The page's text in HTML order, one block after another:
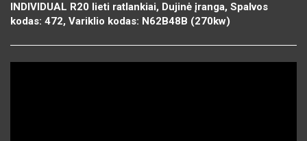
INDIVIDUAL R20 lieti ratlankiai, Dujinė įranga, Spalvos
kodas: 472, Variklio kodas: N62B48B (270kw)